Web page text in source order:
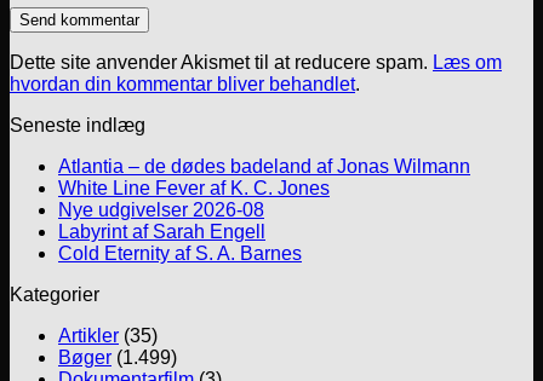
Dette site anvender Akismet til at reducere spam. Læs om
hvordan din kommentar bliver behandlet.
Seneste indlæg
Atlantia – de dødes badeland af Jonas Wilmann
White Line Fever af K. C. Jones
Nye udgivelser 2026-08
Labyrint af Sarah Engell
Cold Eternity af S. A. Barnes
Kategorier
Artikler (35)
Bøger (1.499)